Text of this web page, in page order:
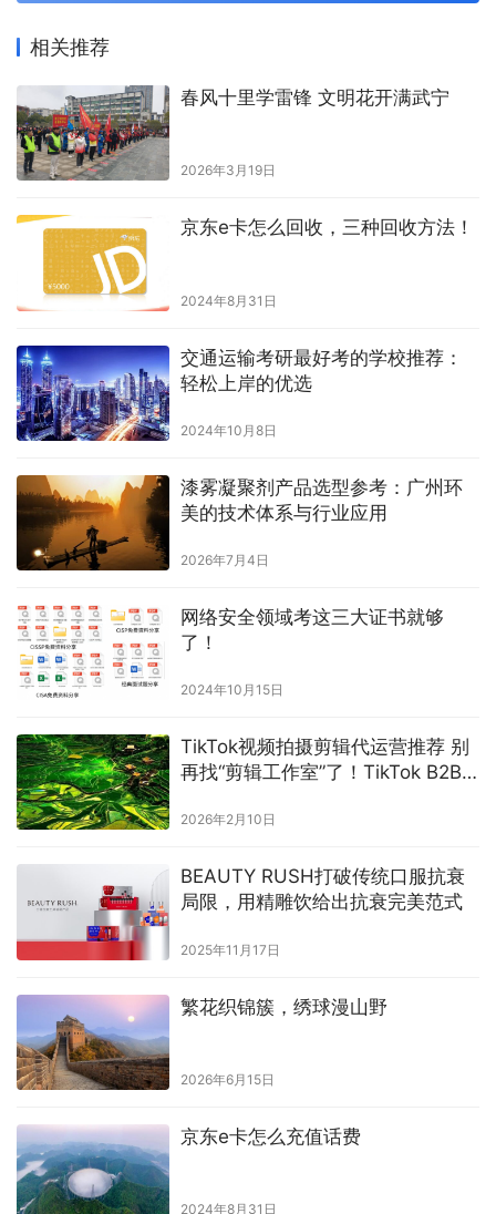
相关推荐
春风十里学雷锋 文明花开满武宁
2026年3月19日
京东e卡怎么回收，三种回收方法！
2024年8月31日
交通运输考研最好考的学校推荐：
轻松上岸的优选
2024年10月8日
漆雾凝聚剂产品选型参考：广州环
美的技术体系与行业应用
2026年7月4日
网络安全领域考这三大证书就够
了！
2024年10月15日
TikTok视频拍摄剪辑代运营推荐 别
再找“剪辑工作室”了！TikTok B2B
角
2026年2月10日
BEAUTY RUSH打破传统口服抗衰
局限，用精雕饮给出抗衰完美范式
2025年11月17日
繁花织锦簇，绣球漫山野
2026年6月15日
京东e卡怎么充值话费
2024年8月31日